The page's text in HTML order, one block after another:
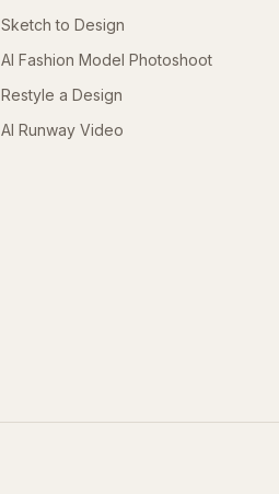
Sketch to Design
AI Fashion Model Photoshoot
Restyle a Design
AI Runway Video